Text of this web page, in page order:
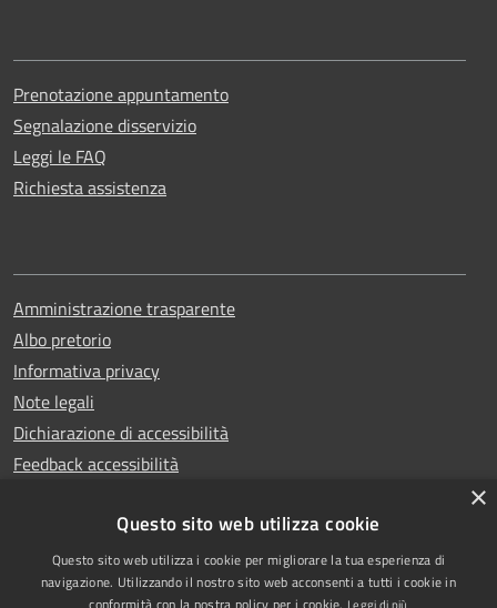
Prenotazione appuntamento
Segnalazione disservizio
Leggi le FAQ
Richiesta assistenza
Amministrazione trasparente
Albo pretorio
Informativa privacy
Note legali
Dichiarazione di accessibilità
Feedback accessibilità
RSS
Copyright © 2025
×
Questo sito web utilizza cookie
Questo sito web utilizza i cookie per migliorare la tua esperienza di
navigazione. Utilizzando il nostro sito web acconsenti a tutti i cookie in